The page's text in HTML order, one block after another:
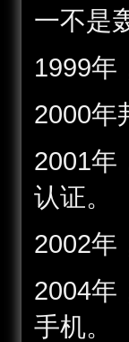
一不是
1999年
2000年
2001年
认证。
2002年
2004年
手机。